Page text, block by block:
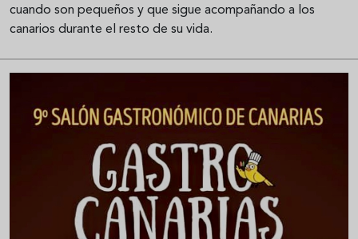
cuando son pequeños y que sigue acompañando a los
canarios durante el resto de su vida.